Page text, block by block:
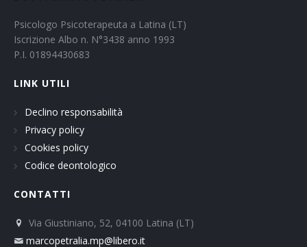
Psicologo Psicoterapeuta a Latina (LT)
Iscrizione Albo n. N°3438 anno 1993
P.I. 01894430683
LINK UTILI
Declino responsabilità
Privacy policy
Cookies policy
Codice deontologico
CONTATTI
Via Giustiniano, 52, 04100 Latina (LT)
marcopetralia.mp@libero.it